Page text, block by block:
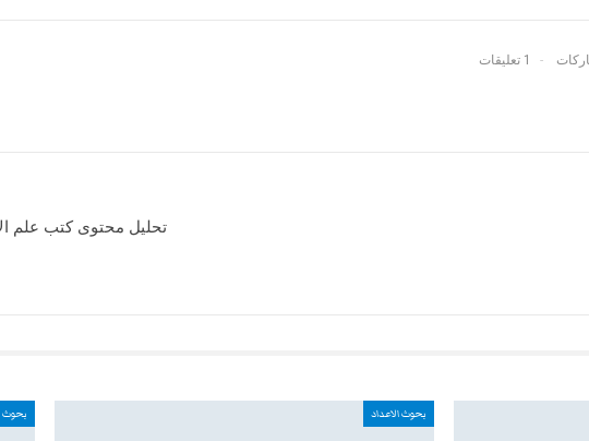
1 تعليقات
تحليل محتوى كتب علم
بحوث الاعداد بحوث